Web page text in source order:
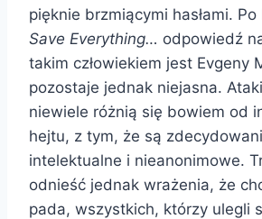
pięknie brzmiącymi hasłami.
Save Everything… odpowiedź
takim człowiekiem jest Evgeny
pozostaje jednak niejasna.
niewiele różnią się bowiem od
hejtu, z tym, że są
intelektualne i nieanonimowe.
odnieść jednak wrażenia, że
pada, wszystkich, którzy ulegli